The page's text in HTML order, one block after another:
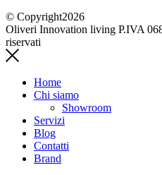
© Copyright2026
Oliveri Innovation living P.IVA
riservati
Home
Chi siamo
Showroom
Servizi
Blog
Contatti
Brand